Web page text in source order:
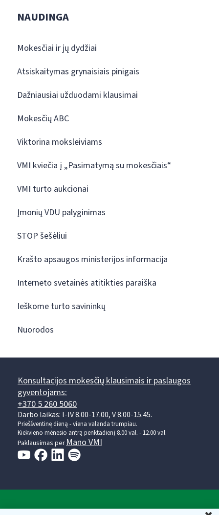
NAUDINGA
Mokesčiai ir jų dydžiai
Atsiskaitymas grynaisiais pinigais
Dažniausiai užduodami klausimai
Mokesčių ABC
Viktorina moksleiviams
VMI kviečia į „Pasimatymą su mokesčiais“
VMI turto aukcionai
Įmonių VDU palyginimas
STOP šešėliui
Krašto apsaugos ministerijos informacija
Interneto svetainės atitikties paraiška
Ieškome turto savininkų
Nuorodos
Konsultacijos mokesčių klausimais ir paslaugos
gyventojams:
+370 5 260 5060
Darbo laikas: I-IV 8.00-17.00, V 8.00-15.45.
Prieššventinę dieną - viena valanda trumpiau.
Kiekvieno mėnesio antrą penktadienį 8.00 val. - 12.00 val.
Paklausimas perMano VMI